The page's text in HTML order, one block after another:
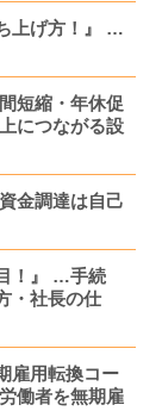
上げ方！』 …
短縮・年休促
につながる設
金調達は自己
！』 …手続
・社長の仕
雇用転換コー
働者を無期雇